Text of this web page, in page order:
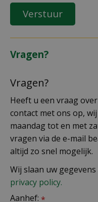
Vragen?
Vragen?
Heeft u een vraag
contact met ons op,
maandag tot en met
vragen via de e-mail
altijd zo snel mogelijk.
Wij slaan uw
privacy policy.
Aanhef: *